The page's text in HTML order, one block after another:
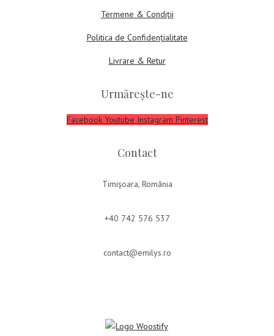
Termene & Condiții
Politica de Confidențialitate
Livrare & Retur
Urmărește-ne
Facebook Youtube Instagram Pinterest
Contact
Timișoara, România
+40 742 576 537
contact@emilys.ro